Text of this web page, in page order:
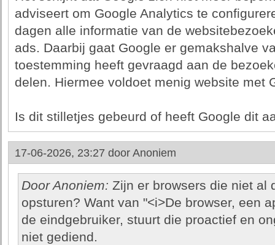
adviseert om Google Analytics te
dagen alle informatie van de
ads. Daarbij gaat Google er gemakshalve
toestemming heeft gevraagd aan de
delen. Hiermee voldoet menig website met
Is dit stilletjes gebeurd of heeft Google dit
17-06-2026, 23:27 door Anoniem
Door Anoniem: Zijn er browsers die niet al
opsturen? Want van "<i>De browser, een
de eindgebruiker, stuurt die proactief en
niet gediend.